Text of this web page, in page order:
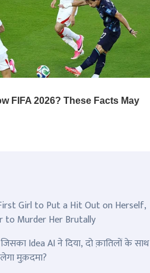
Girl to Put a Hit Out on Herself,
to Murder Her Brutally
जिसका Idea AI ने दिया, दो क़ातिलों के साथ
मुक़दमा?